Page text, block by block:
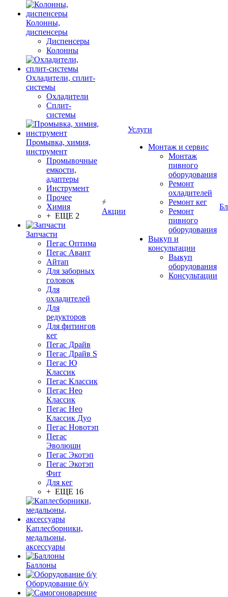
Колонны,
диспенсеры
Диспенсеры
Колонны
Охладители, сплит-
системы
Охладители
Сплит-
системы
Промывка, химия,
инструмент
Промывочные
емкости,
адаптеры
Инструмент
Прочее
Химия
+ ЕЩЕ 2
Запчасти
Пегас Оптима
Пегас Авант
Айтап
Для заборных
головок
Для
охладителей
Для
редукторов
Для фитингов
кег
Пегас Драйв
Пегас Драйв S
Пегас Ю
Классик
Пегас Классик
Пегас Нео
Классик
Пегас Нео
Классик Дуо
Пегас Новотэп
Пегас
Эволюшн
Пегас Экотэп
Пегас Экотэп
Фит
Для кег
+ ЕЩЕ 16
Каплесборники,
медальоны,
аксессуары
Баллоны
Оборудование б/у
Акции
Услуги
Монтаж и сервис
Монтаж
пивного
оборудования
Ремонт
охладителей
Ремонт кег
Ремонт
пивного
оборудования
Выкуп и
консультации
Выкуп
оборудования
Консультации